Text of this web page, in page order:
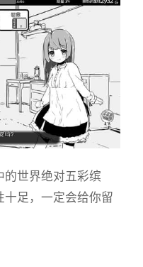
的世界绝对五彩缤
足，一定会给你留